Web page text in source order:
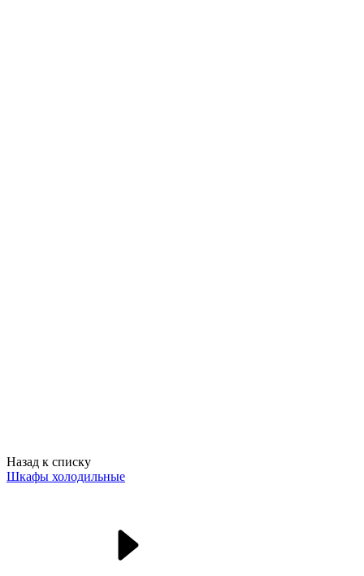
Назад к списку
Шкафы холодильные